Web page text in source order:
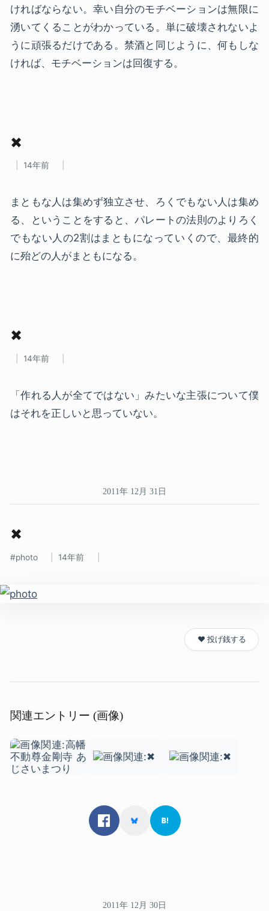
ければならない。幸い自分のモチベーションは無限に
湧いてくることがわかっている。単に破壊されないよ
うに頑張るだけである。禁酒と同じように、何もしな
ければ、モチベーションは回復する。
✖
14年前
まともな人は集めず独立させ、ろくでもない人は集め
る、ということをすると、パレートの法則のよりろく
でもない人の2割はまともになっていくので、最終的
に殆どの人がまともになる。
✖
14年前
「作れる人が全てではない」みたいな主張について僕
はそれを正しいと思っていない。
2011年 12月 31日
✖
photo 14年前
❤️ 投げ銭する
関連エントリー (画像)
2011年 12月 30日